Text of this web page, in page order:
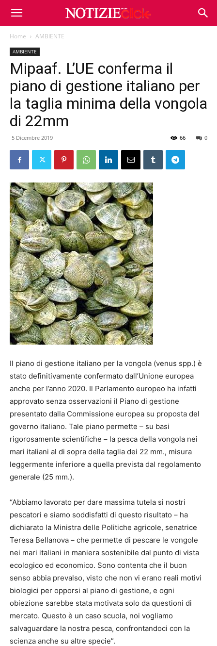
Home AMBIENTE
AMBIENTE
Mipaaf. L’UE conferma il
piano di gestione italiano per
la taglia minima della vongola
di 22mm
5 Dicembre 2019 0
66
Il piano di gestione italiano per la vongola (venus spp.) è
stato definitivamente confermato dall’Unione europea
anche per l’anno 2020. Il Parlamento europeo ha infatti
approvato senza osservazioni il Piano di gestione
presentato dalla Commissione europea su proposta del
governo italiano. Tale piano permette – su basi
rigorosamente scientifiche – la pesca della vongola nei
mari italiani al di sopra della taglia dei 22 mm., misura
leggermente inferiore a quella prevista dal regolamento
generale (25 mm.).
“Abbiamo lavorato per dare massima tutela si nostri
pescatori e siamo soddisfatti di questo risultato – ha
dichiarato la Ministra delle Politiche agricole, senatrice
Teresa Bellanova – che permette di pescare le vongole
nei mari italiani in maniera sostenibile dal punto di vista
ecologico ed economico. Sono contenta che il buon
senso abbia prevalso, visto che non vi erano reali motivi
biologici per opporsi al piano di gestione, e ogni
obiezione sarebbe stata motivata solo da questioni di
mercato. Questo è un caso scuola, noi vogliamo
salvaguardare la nostra pesca, confrontandoci con la
scienza anche su altre specie”.